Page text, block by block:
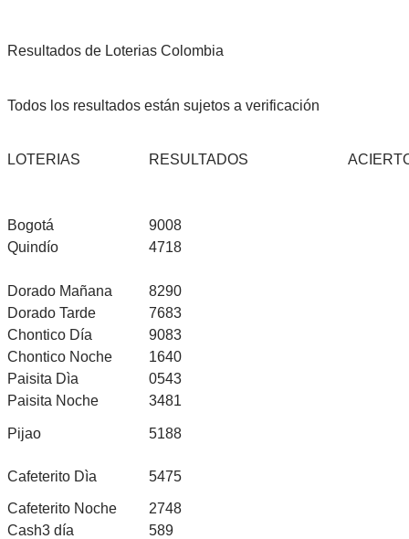
Resultados de Loterias Colombia
Todos los resultados están sujetos a verificación
LOTERIAS RESULTADOS
Bogotá
9008
Quindío
4718
Dorado Mañana
8290
Dorado Tarde
7683
Chontico Día
9083
Chontico Noche
1640
Paisita Dìa
0543
Paisita Noche
3481
Pijao 5188
Cafeterito Dìa 5475
Cafeterito Noche
2748
Cash3 día
589